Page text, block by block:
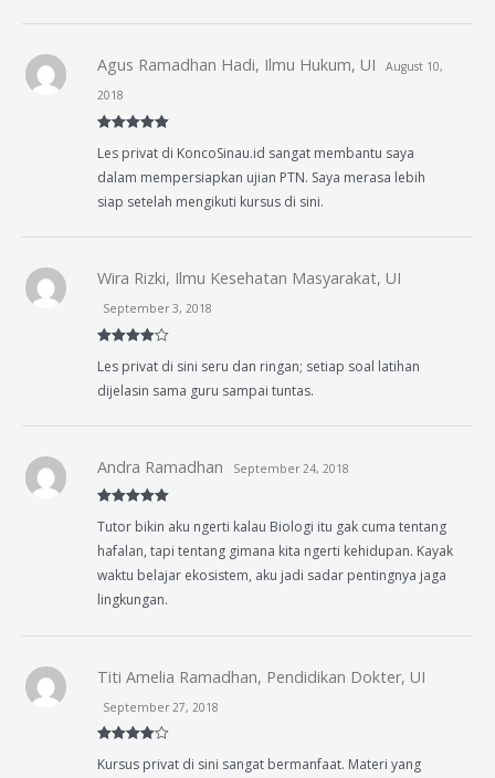
of 5
Agus Ramadhan Hadi, Ilmu Hukum, UI
August 10,
2018
Les privat di KoncoSinau.id sangat membantu saya
dalam mempersiapkan ujian PTN. Saya merasa lebih
siap setelah mengikuti kursus di sini.
out of 5
Wira Rizki, Ilmu Kesehatan Masyarakat, UI
September 3, 2018
Les privat di sini seru dan ringan; setiap soal latihan
dijelasin sama guru sampai tuntas.
of 5
Andra Ramadhan September 24, 2018
Tutor bikin aku ngerti kalau Biologi itu gak cuma tentang
hafalan, tapi tentang gimana kita ngerti kehidupan. Kayak
waktu belajar ekosistem, aku jadi sadar pentingnya jaga
lingkungan.
out of 5
Titi Amelia Ramadhan, Pendidikan Dokter, UI
September 27, 2018
Kursus privat di sini sangat bermanfaat. Materi yang